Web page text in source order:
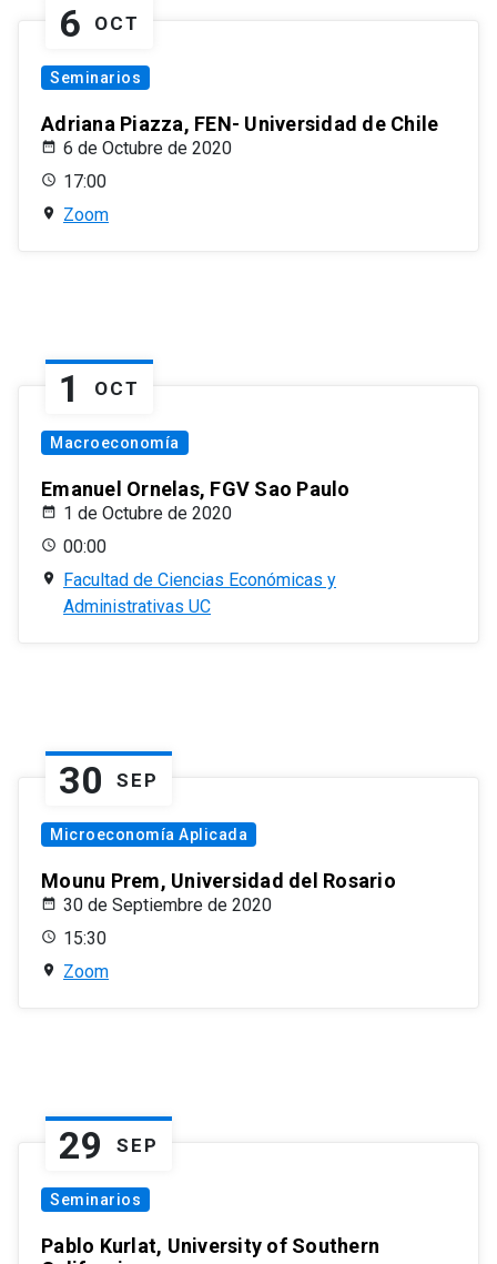
6 OCT
Seminarios
Adriana Piazza, FEN- Universidad de Chile
6 de Octubre de 2020
17:00
Zoom
1 OCT
Macroeconomía
Emanuel Ornelas, FGV Sao Paulo
1 de Octubre de 2020
00:00
Facultad de Ciencias Económicas y
Administrativas UC
30 SEP
Microeconomía Aplicada
Mounu Prem, Universidad del Rosario
30 de Septiembre de 2020
15:30
Zoom
29 SEP
Seminarios
Pablo Kurlat, University of Southern